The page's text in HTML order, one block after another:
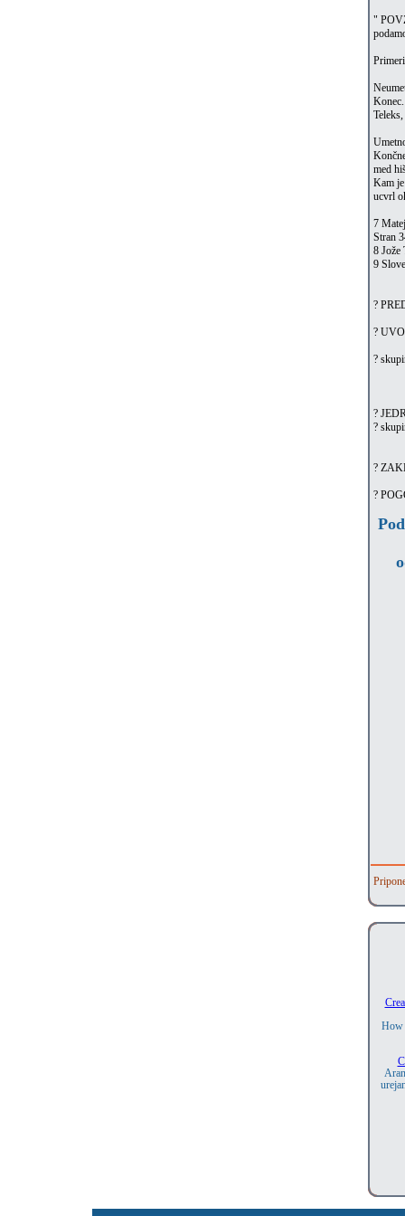
"
med
Kam
ucvrl
7
Stran
8 Jože
9
?
?
?
?
?
?
?
How